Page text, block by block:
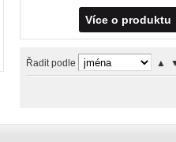
Více o produktu
Řadit podle ▲